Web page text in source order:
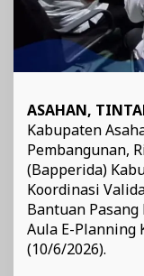
ASAHAN,
Kabupaten
Pembangunan,
(Bapperida)
Koordinasi
Bantuan
Aula E-Planning
(10/6/2026).